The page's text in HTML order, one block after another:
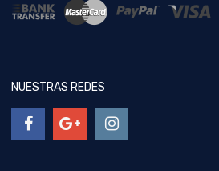
NUESTRAS REDES